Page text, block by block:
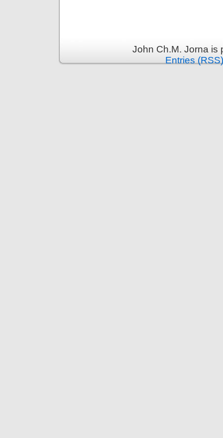
John Ch.M. Jorna
Entries (RSS)